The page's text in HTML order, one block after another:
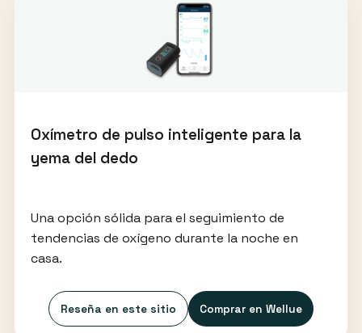
Oxímetro de pulso inteligente para la
yema del dedo
Una opción sólida para el seguimiento de
tendencias de oxígeno durante la noche en
casa.
Reseña en este sitio Comprar en Wellue